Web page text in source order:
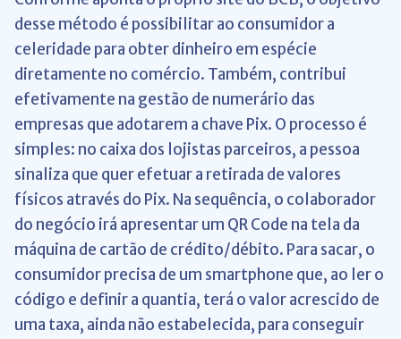
desse método é possibilitar ao consumidor a
celeridade para obter dinheiro em espécie
diretamente no comércio. Também, contribui
efetivamente na gestão de numerário das
empresas que adotarem a chave Pix. O processo é
simples: no caixa dos lojistas parceiros, a pessoa
sinaliza que quer efetuar a retirada de valores
físicos através do Pix. Na sequência, o colaborador
do negócio irá apresentar um QR Code na tela da
máquina de cartão de crédito/débito. Para sacar, o
consumidor precisa de um smartphone que, ao ler o
código e definir a quantia, terá o valor acrescido de
uma taxa, ainda não estabelecida, para conseguir